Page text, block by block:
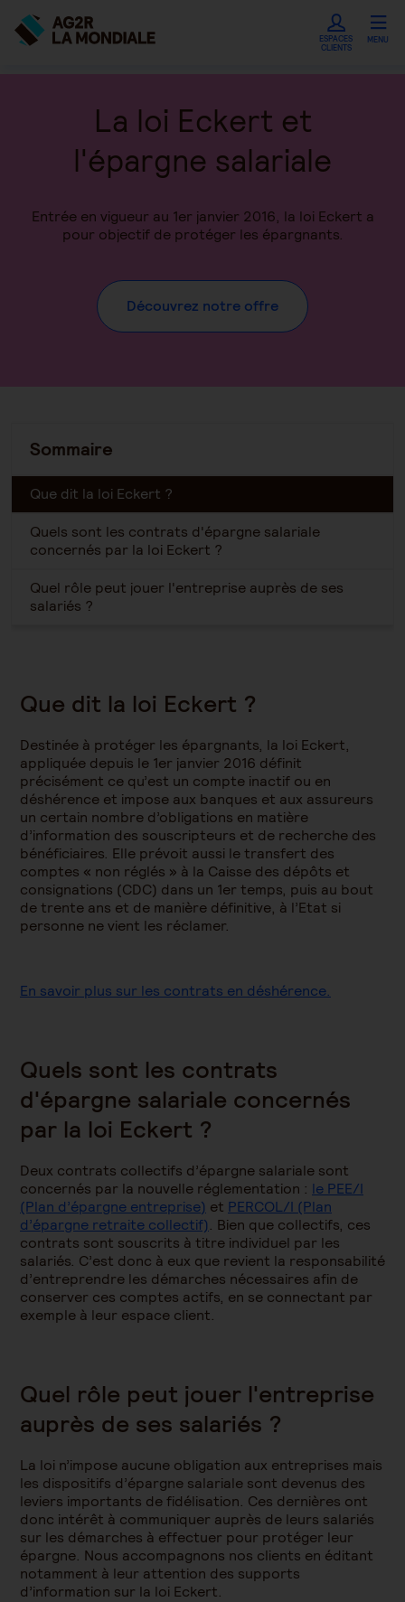
ESPACES
CLIENTS
MENU
La loi Eckert et
l'épargne salariale
Entrée en vigueur au 1er janvier 2016, la loi Eckert a
pour objectif de protéger les épargnants.
Découvrez notre offre
Sommaire
Que dit la loi Eckert ?
Quels sont les contrats d'épargne salariale
concernés par la loi Eckert ?
Quel rôle peut jouer l'entreprise auprès de ses
salariés ?
Que dit la loi Eckert ?
Destinée à protéger les épargnants, la loi Eckert,
appliquée depuis le 1er janvier 2016 définit
précisément ce qu’est un compte inactif ou en
déshérence et impose aux banques et aux assureurs
un certain nombre d’obligations en matière
d’information des souscripteurs et de recherche des
bénéficiaires. Elle prévoit aussi le transfert des
comptes « non réglés » à la Caisse des dépôts et
consignations (CDC) dans un 1er temps, puis au bout
de trente ans et de manière définitive, à l’Etat si
personne ne vient les réclamer.
En savoir plus sur les contrats en déshérence.
Quels sont les contrats
d'épargne salariale concernés
par la loi Eckert ?
Deux contrats collectifs d’épargne salariale sont
concernés par la nouvelle réglementation : le PEE/I
(Plan d’épargne entreprise) et PERCOL/I (Plan
d’épargne retraite collectif). Bien que collectifs, ces
contrats sont souscrits à titre individuel par les
salariés. C’est donc à eux que revient la responsabilité
d’entreprendre les démarches nécessaires afin de
conserver ces comptes actifs, en se connectant par
exemple à leur espace client.
Quel rôle peut jouer l'entreprise
auprès de ses salariés ?
La loi n’impose aucune obligation aux entreprises mais
les dispositifs d’épargne salariale sont devenus des
leviers importants de fidélisation. Ces dernières ont
donc intérêt à communiquer auprès de leurs salariés
sur les démarches à effectuer pour protéger leur
épargne. Nous accompagnons nos clients en éditant
notamment à leur attention des supports
d’information sur la loi Eckert.